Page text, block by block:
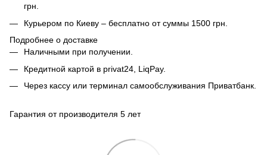
грн.
Курьером по Киеву – бесплатно от суммы 1500 грн.
Подробнее о доставке
Наличными при получении.
Кредитной картой в privat24, LiqPay.
Через кассу или терминал самообслуживания Приватбанк.
Гарантия от производителя 5 лет